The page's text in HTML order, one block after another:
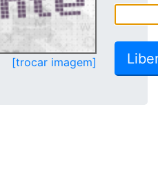
[trocar imagem]